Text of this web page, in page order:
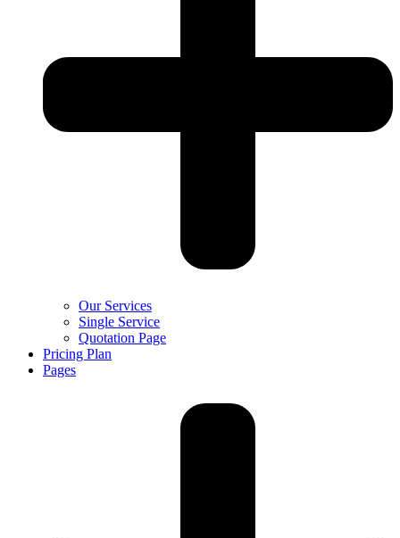
Our Services
Single Service
Quotation Page
Pricing Plan
Pages